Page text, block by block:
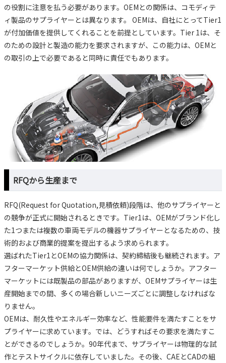
の役割に注意を払う必要があります。OEMとの関係は、コモディテ
ィ製品のサプライヤーとは異なります。 OEMは、自社にとってTier1
が付加価値を提供してくれることを前提としています。Tier 1は、そ
のための設計と製造の能力を要求されますが、この能力は、OEMと
の取引の上で必要であると同時に責任でもあります。
RFQから生産まで
RFQ(Request for Quotation,見積依頼)段階は、他のサプライヤーと
の競争が正式に開始されるときです。Tier1は、OEMがブランド化し
た1つまたは複数の車両モデルの機器サプライヤーとなるための、技
術的および商業的提案を提出するよう求められます。
選ばれたTier1とOEMの協力関係は、契約締結後も継続されます。ア
フターマーケット供給とOEM供給の違いは何でしょうか。アフター
マーケットには既製品の部品がありますが、OEMサプライヤーは生
産開始までの間、多くの場合新しいニーズごとに調整しなければな
りません。
OEMは、耐久性やエネルギー効率など、性能要件を満たすことをサ
プライヤーに求めています。では、どうすればその要求を満たすこ
とができるのでしょうか。90年代まで、サプライヤーは物理的な試
作とテストサイクルに依存していました。その後、CAEとCADの組